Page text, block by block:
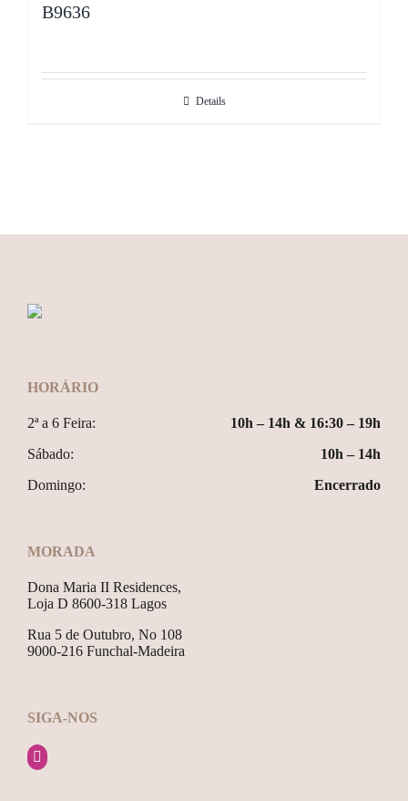
B9636
Details
HORÁRIO
2ª a 6 Feira:
10h – 14h & 16:30 – 19h
Sábado:
10h – 14h
Domingo:
Encerrado
MORADA
Dona Maria II Residences,
Loja D 8600-318 Lagos
Rua 5 de Outubro, No 108
9000-216 Funchal-Madeira
SIGA-NOS